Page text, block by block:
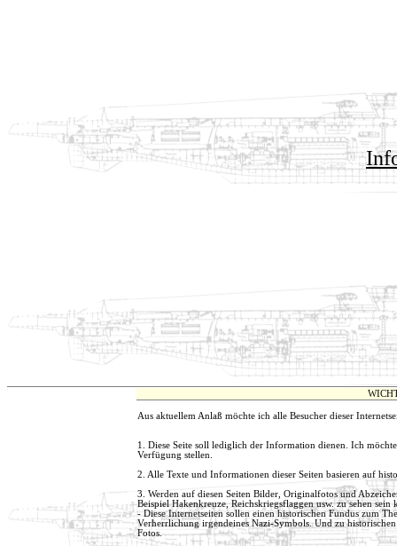
Aus aktuellem Anlaß möchte ich alle Besucher dieser
1. Diese Seite soll lediglich der Information dienen. Ich
Verfügung stellen.
2. Alle Texte und Informationen dieser Seiten basieren auf
3. Werden auf diesen Seiten Bilder, Originalfotos und
Beispiel Hakenkreuze, Reichskriegsflaggen usw. zu sehen
- Diese Internetseiten sollen einen historischen Fundus zum
Verherrlichung irgendeines Nazi-Symbols. Und zu
Fotos.